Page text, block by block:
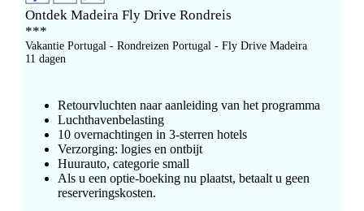
Ontdek Madeira Fly Drive Rondreis
***
Vakantie Portugal - Rondreizen Portugal - Fly Drive Madeira
11 dagen
Retourvluchten naar aanleiding van het programma
Luchthavenbelasting
10 overnachtingen in 3-sterren hotels
Verzorging: logies en ontbijt
Huurauto, categorie small
Als u een optie-boeking nu plaatst, betaalt u geen
reserveringskosten.